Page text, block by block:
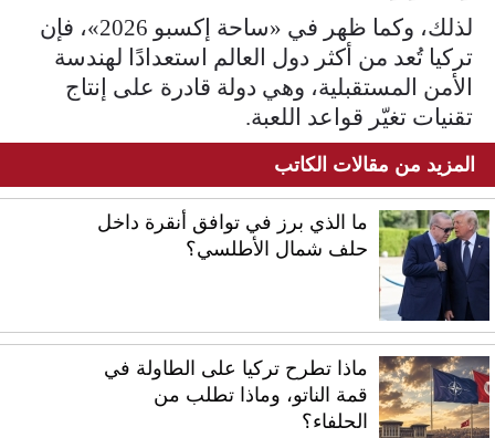
لذلك، وكما ظهر في «ساحة إكسبو 2026»، فإن
تركيا تُعد من أكثر دول العالم استعدادًا لهندسة
الأمن المستقبلية، وهي دولة قادرة على إنتاج
تقنيات تغيّر قواعد اللعبة.
المزيد من مقالات الكاتب
ما الذي برز في توافق أنقرة داخل
حلف شمال الأطلسي؟
ماذا تطرح تركيا على الطاولة في
قمة الناتو، وماذا تطلب من
الحلفاء؟